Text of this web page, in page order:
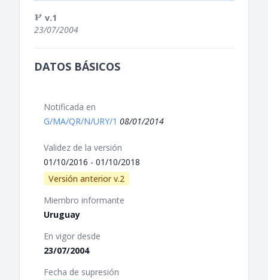
v.1
23/07/2004
DATOS BÁSICOS
Notificada en
G/MA/QR/N/URY/1 08/01/2014
Validez de la versión
01/10/2016 - 01/10/2018
Versión anterior v.2
Miembro informante
Uruguay
En vigor desde
23/07/2004
Fecha de supresión